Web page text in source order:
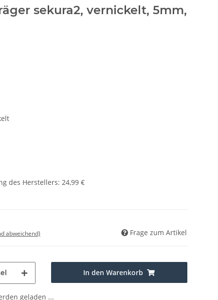
sekura2, vernickelt, 5mm,
des Herstellers: 24,99 €
abweichend) Frage zum Artikel
In den Warenkorb
geladen ...